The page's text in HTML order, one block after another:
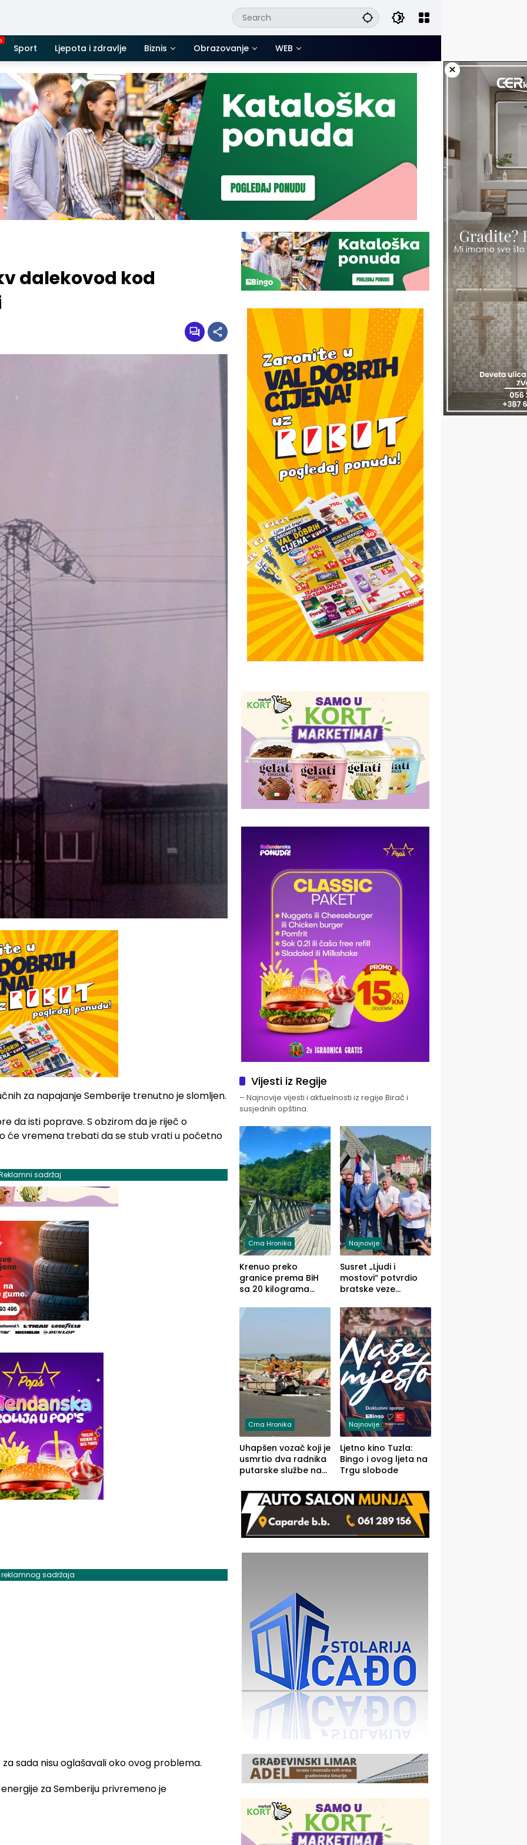
Sport Ljepota i zdravlje Biznis Obrazovanje WEB
×
dalekovod kod
za napajanje Semberije trenutno je slomljen.
da isti poprave. S obzirom da je riječ o
će vremena trebati da se stub vrati u početno
sadržaj
reklamnog sadržaja
sada nisu oglašavali oko ovog problema.
za Semberiju privremeno je
Vijesti iz Regije
– Najnovije vijesti i aktuelnosti iz regije Birač i
susjednih opština.
Crna Hronika
Krenuo preko
granice prema BiH
sa 20 kilograma
u automobilu
Najnovije
Susret „Ljudi i
mostovi“ potvrdio
bratske veze
Zvornika
Crna Hronika
Uhapšen vozač koji je
usmrtio dva radnika
putarske službe na
prema Šapcu
(FOTO)
Najnovije
Ljetno kino Tuzla:
Bingo i ovog ljeta na
Trgu slobode